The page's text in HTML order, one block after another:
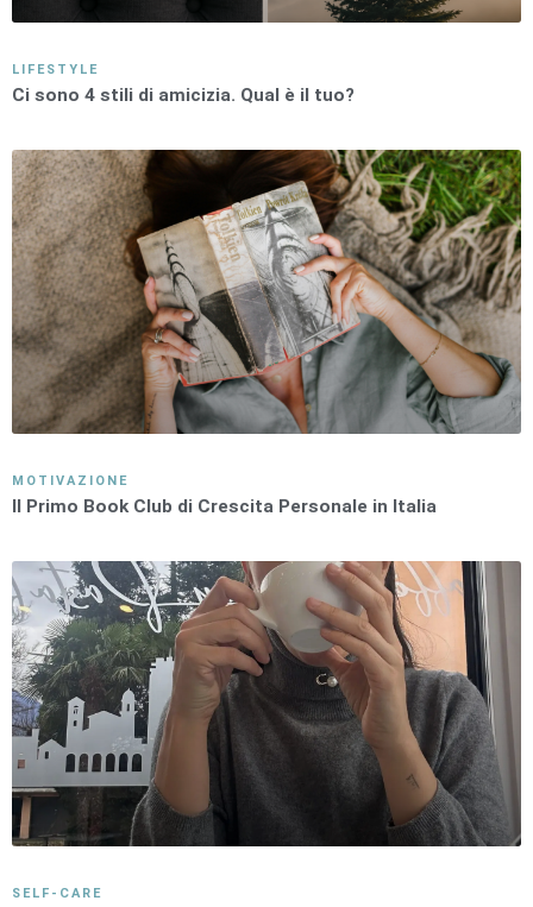
LIFESTYLE
Ci sono 4 stili di amicizia. Qual è il tuo?
MOTIVAZIONE
Il Primo Book Club di Crescita Personale in Italia
SELF-CARE